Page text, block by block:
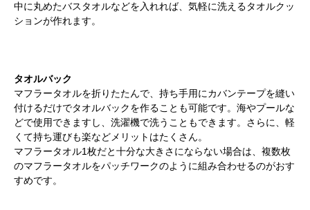
中に丸めたバスタオルなどを入れれば、気軽に洗えるタオルクッ
ションが作れます。
タオルバック
マフラータオルを折りたたんで、持ち手用にカバンテープを縫い
付けるだけでタオルバックを作ることも可能です。海やプールな
どで使用できますし、洗濯機で洗うこともできます。さらに、軽
くて持ち運びも楽などメリットはたくさん。
マフラータオル1枚だと十分な大きさにならない場合は、複数枚
のマフラータオルをパッチワークのように組み合わせるのがおす
すめです。